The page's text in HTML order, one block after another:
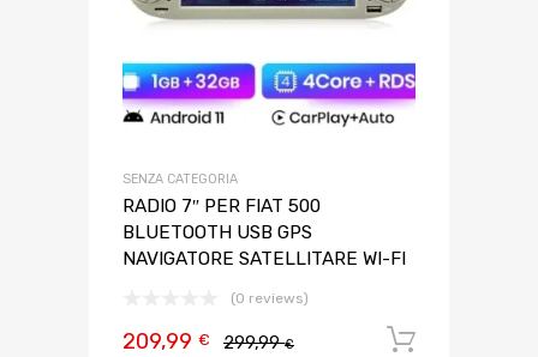
SENZA CATEGORIA
RADIO 7″ PER FIAT 500
BLUETOOTH USB GPS
NAVIGATORE SATELLITARE WI-FI
(0 reviews)
299,99€
209,99 €